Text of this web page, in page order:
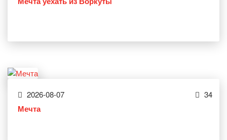
2026-08-07 34
Мечта